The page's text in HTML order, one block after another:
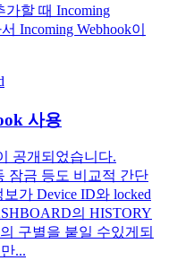
가할 때 Incoming
Incoming Webhook이
사용
공개되었습니다.
잠금 등도 비교적 간단
가 Device ID와 locked
의 HISTORY
구별을 붙일 수있게되
...